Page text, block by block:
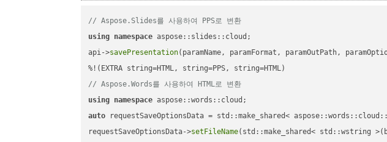
// Aspose.Slides를 사용하여 PPS로 변환
using namespace aspose::slides::cloud;
api->savePresentation(paramName, paramFormat, paramOutPath,
// Aspose.Words를 사용하여 HTML로 변환
using namespace
auto requestSaveOptionsData = std::make_shared<
requestSaveOptionsData->setFileName(std::make_shared< std::wstring